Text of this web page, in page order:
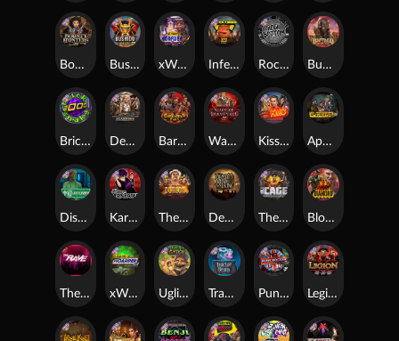
Blood Diamond
Dead Men Walking
Apocalypse Super xNudge
Kiss My Chainsaw
Rock Bottom
Tractor Beam
The Cage
xWays Hoarder 2
Bounty Hunters xNudge®
Brick Snake 2000 Warrior Graveyard xNudge
Barbarian Fury
Legion X
Deadwood xNudge
Disturbed
Buffalo Hunter
Punk Rocker
Infectious 5 xWays
xWays Hoarder xSplit
Karen Maneater
Bushido Way xNudge
The Border
Ugliest Catch
The Rave